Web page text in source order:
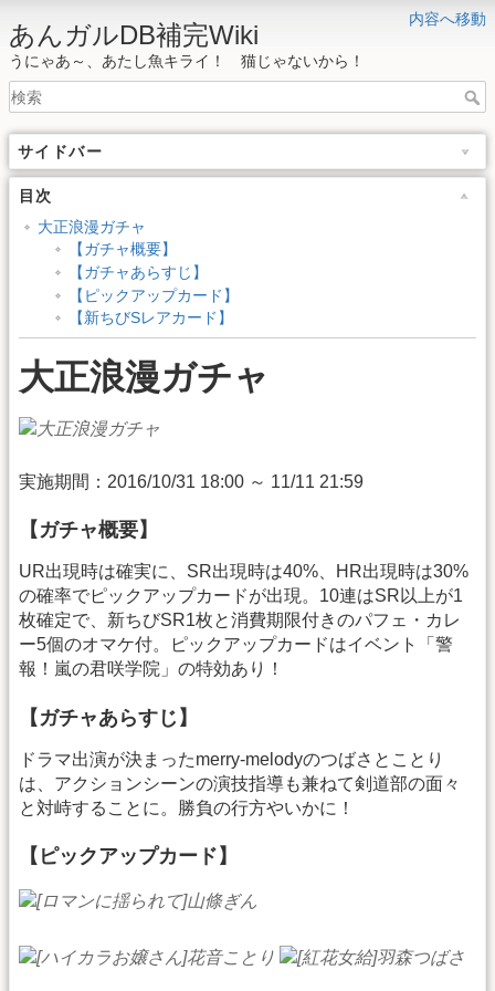
内容へ移動
あんガルDB補完Wiki
うにゃあ～、あたし魚キライ！ 猫じゃないから！
サイドバー
目次
大正浪漫ガチャ
【ガチャ概要】
【ガチャあらすじ】
【ピックアップカード】
【新ちびSレアカード】
大正浪漫ガチャ
実施期間：2016/10/31 18:00 ～ 11/11 21:59
【ガチャ概要】
UR出現時は確実に、SR出現時は40%、HR出現時は30%
の確率でピックアップカードが出現。10連はSR以上が1
枚確定で、新ちびSR1枚と消費期限付きのパフェ・カレ
ー5個のオマケ付。ピックアップカードはイベント「警
報！嵐の君咲学院」の特効あり！
【ガチャあらすじ】
ドラマ出演が決まったmerry-melodyのつばさとことり
は、アクションシーンの演技指導も兼ねて剣道部の面々
と対峙することに。勝負の行方やいかに！
【ピックアップカード】